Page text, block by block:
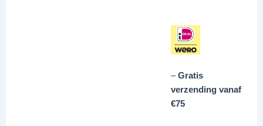
–Gratis
verzending vanaf
€75